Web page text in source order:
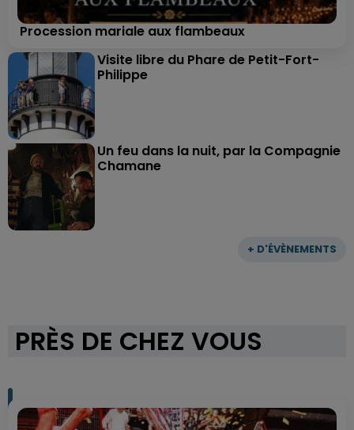
+ D'ÉVÈNEMENTS
Procession mariale aux flambeaux
Visite libre du Phare de Petit-Fort-
Philippe
Un feu dans la nuit, par la Compagnie
Chamane
PRÈS DE CHEZ VOUS